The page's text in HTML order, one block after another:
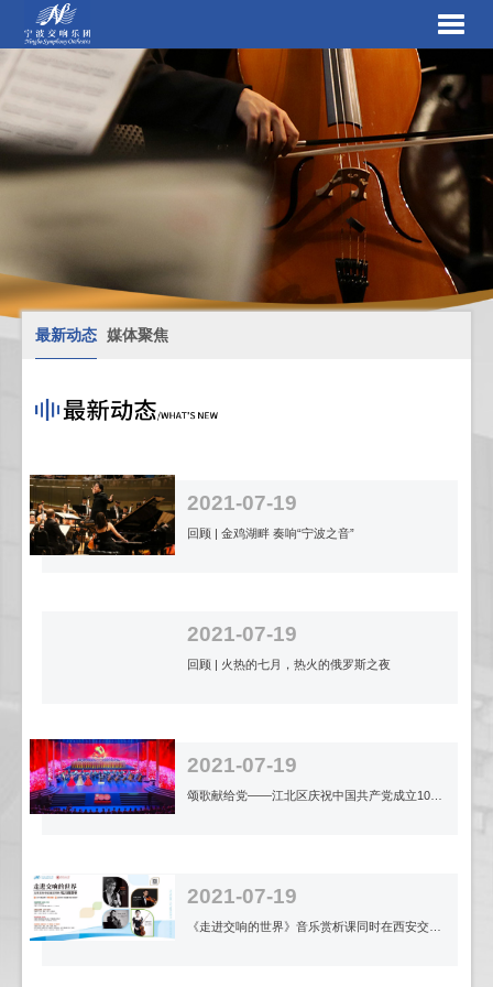
最新动态 媒体聚焦
2021-07-19
回顾 | 金鸡湖畔 奏响“宁波之音”
2021-07-19
回顾 | 火热的七月，热火的俄罗斯之夜
2021-07-19
颂歌献给党——江北区庆祝中国共产党成立100周年晚会盛大举行
2021-07-19
《走进交响的世界》音乐赏析课同时在西安交大两个校区开讲